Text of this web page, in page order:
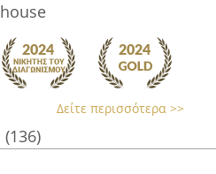
Δείτε περισσότερα >>
(136)